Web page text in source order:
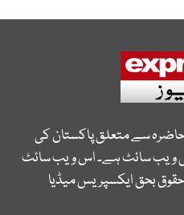
حاضرہ سے متعلق پاکستان کی
ویب سائٹ ہے۔ اس ویب سائٹ
بحق ایکسپریس میڈیا